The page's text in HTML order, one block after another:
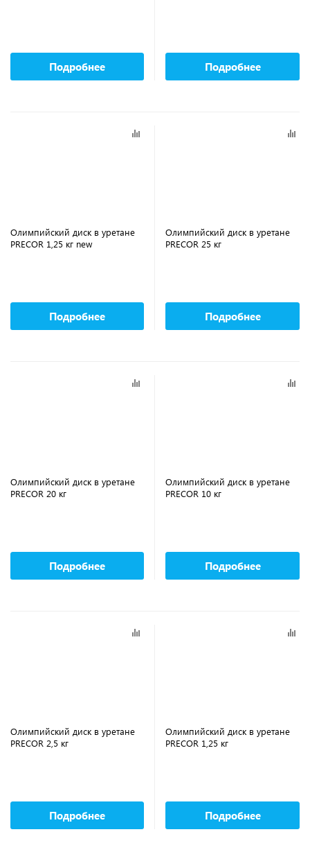
Подробнее Подробнее
Олимпийский диск в уретане
PRECOR 1,25 кг new
Подробнее
Олимпийский диск в уретане
PRECOR 25 кг
Подробнее
Олимпийский диск в уретане
PRECOR 20 кг
Подробнее
Олимпийский диск в уретане
PRECOR 10 кг
Подробнее
Олимпийский диск в уретане
PRECOR 2,5 кг
Подробнее
Олимпийский диск в уретане
PRECOR 1,25 кг
Подробнее